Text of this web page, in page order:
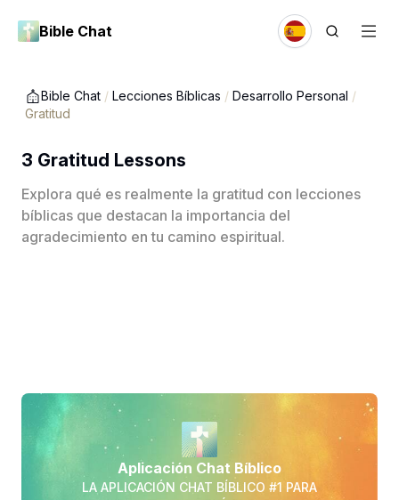
Bible Chat
Bible Chat / Lecciones Bíblicas / Desarrollo Personal /
Gratitud
3 Gratitud Lessons
Explora qué es realmente la gratitud con lecciones
bíblicas que destacan la importancia del
agradecimiento en tu camino espiritual.
Aplicación Chat Bíblico
LA APLICACIÓN CHAT BÍBLICO #1 PARA